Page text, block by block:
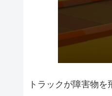
トラックが障害物